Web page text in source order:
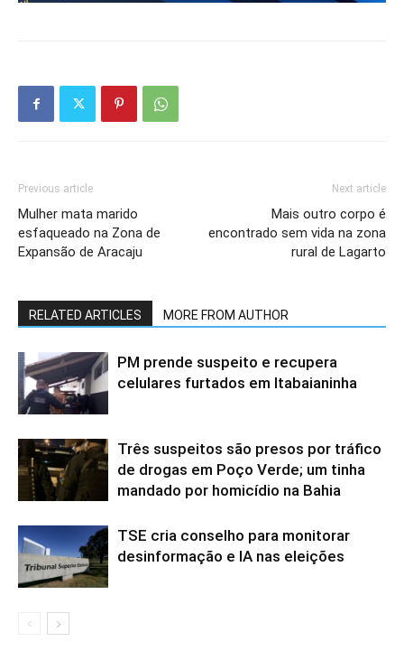
Previous article
Mulher mata marido
esfaqueado na Zona de
Expansão de Aracaju
Next article
Mais outro corpo é
encontrado sem vida na zona
rural de Lagarto
RELATED ARTICLES MORE FROM AUTHOR
PM prende suspeito e recupera
celulares furtados em Itabaianinha
Três suspeitos são presos por tráfico
de drogas em Poço Verde; um tinha
mandado por homicídio na Bahia
TSE cria conselho para monitorar
desinformação e IA nas eleições